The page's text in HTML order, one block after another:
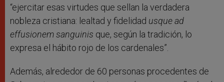
“ejercitar esas virtudes que sellan la verdadera
nobleza cristiana: lealtad y fidelidad usque ad
effusionem sanguinis que, según la tradición, lo
expresa el hábito rojo de los cardenales”.
Además, alrededor de 60 personas procedentes de